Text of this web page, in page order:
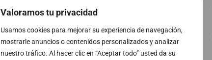
Valoramos tu privacidad
Usamos cookies para mejorar su experiencia de navegación,
mostrarle anuncios o contenidos personalizados y analizar
nuestro tráfico. Al hacer clic en “Aceptar todo” usted da su